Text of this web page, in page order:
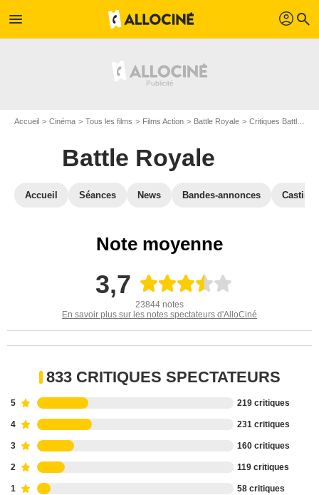
menu profil search
Accueil Cinéma Tous les films Films Action Battle Royale Critiques Battle Royale
Battle Royale
Accueil Séances News Bandes-annonces Casting
Note moyenne
3,7
23844 notes
En savoir plus sur les notes spectateurs d'AlloCiné
833 CRITIQUES SPECTATEURS
5 219 critiques
4 231 critiques
3 160 critiques
2 119 critiques
1 58 critiques